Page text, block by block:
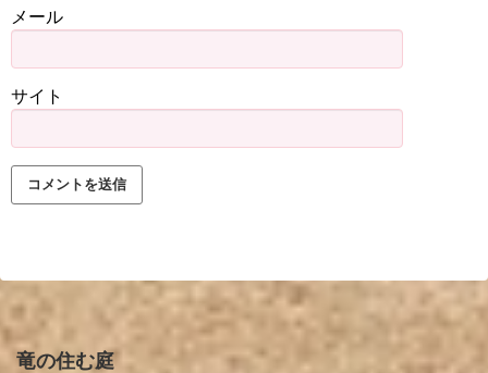
メール
サイト
竜の住む庭